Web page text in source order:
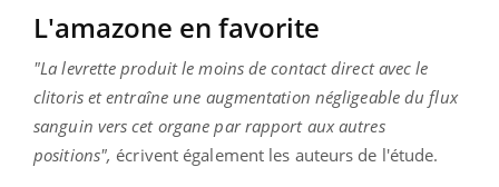
L'amazone en favorite
"La levrette produit le moins de contact direct avec le
clitoris et entraîne une augmentation négligeable du flux
sanguin vers cet organe par rapport aux autres
positions", écrivent également les auteurs de l'étude.